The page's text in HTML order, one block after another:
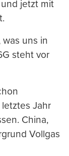
jetzt mit
uns in
steht vor
Jahr
China,
Vollgas